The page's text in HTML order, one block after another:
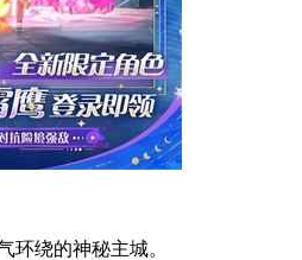
环绕的神秘主城。